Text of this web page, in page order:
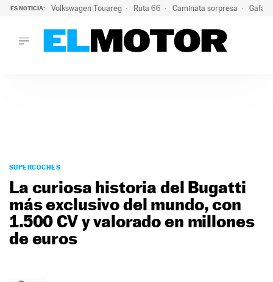
ES NOTICIA: Volkswagen Touareg Ruta 66 Caminata sorpresa Gafas
PODCAST
MOTOS
TECNOLOGÍA
SUPERCOCHES
MOTORTV
SUPERCOCHES
La curiosa historia del Bugatti
más exclusivo del mundo, con
1.500 CV y valorado en millones
de euros